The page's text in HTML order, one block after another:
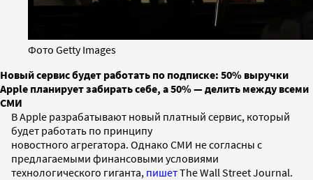
Фото Getty Images
Новый сервис будет работать по подписке: 50% выручки
Apple планирует забирать себе, а 50% — делить между всеми
СМИ
В Apple разрабатывают новый платный сервис, который
будет работать по принципу
новостного агрегатора. Однако СМИ не согласны с
предлагаемыми финансовыми условиями
технологического гиганта, пишетThe Wall Street Journal.